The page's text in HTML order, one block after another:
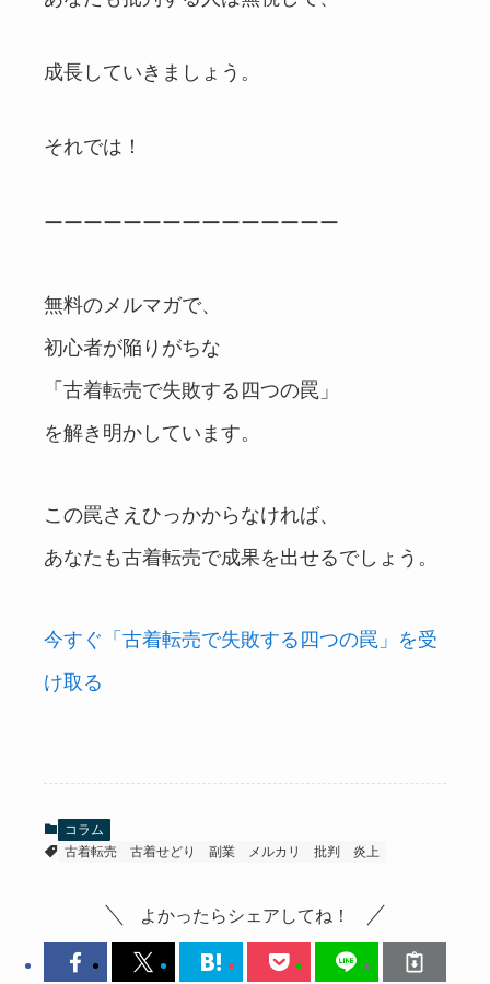
成長していきましょう。
それでは！
ーーーーーーーーーーーーーーー
無料のメルマガで、
初心者が陥りがちな
「古着転売で失敗する四つの罠」
を解き明かしています。
この罠さえひっかからなければ、
あなたも古着転売で成果を出せるでしょう。
今すぐ「古着転売で失敗する四つの罠」を受
け取る
コラム
古着転売
古着せどり 副業 メルカリ 批判 炎上
よかったらシェアしてね！